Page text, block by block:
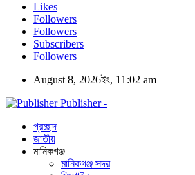
Likes
Followers
Followers
Subscribers
Followers
August 8, 2026ইং, 11:02 am
Publisher -
প্রচ্ছদ
জাতীয়
মানিকগঞ্জ
মানিকগঞ্জ সদর